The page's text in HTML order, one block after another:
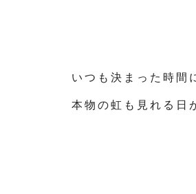
いつも決まった時間
本物の虹も見れる日